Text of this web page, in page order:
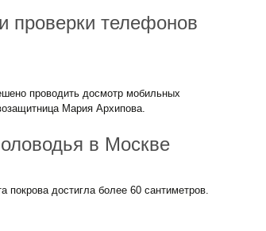
проверки телефонов
проводить досмотр мобильных
Мария Архипова.
в Москве
покрова достигла более 60 сантиметров.